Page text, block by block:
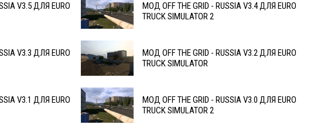
V3.5 ДЛЯ EURO
МОД OFF THE GRID - RUSSIA V3.4 ДЛЯ EURO
TRUCK SIMULATOR 2
V3.3 ДЛЯ EURO
МОД OFF THE GRID - RUSSIA V3.2 ДЛЯ EURO
TRUCK SIMULATOR
V3.1 ДЛЯ EURO
МОД OFF THE GRID - RUSSIA V3.0 ДЛЯ EURO
TRUCK SIMULATOR 2